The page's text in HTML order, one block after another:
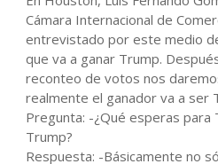
Cámara Internacional de
entrevistado por este medio
que va a ganar Trump.
reconteo de votos nos
realmente el ganador va a ser
Pregunta: -¿Qué esperas para
Trump?
Respuesta: -Básicamente no